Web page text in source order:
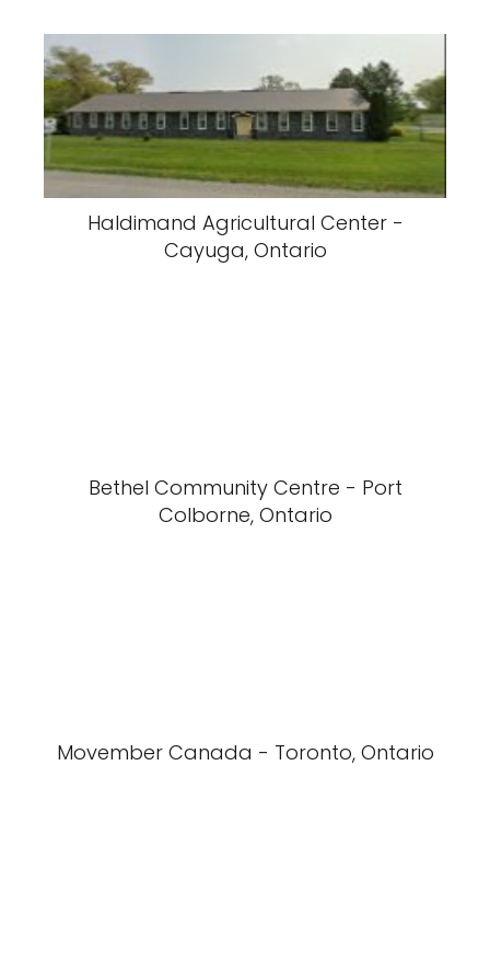
Haldimand Agricultural Center -
Cayuga, Ontario
Bethel Community Centre - Port
Colborne, Ontario
Movember Canada - Toronto, Ontario